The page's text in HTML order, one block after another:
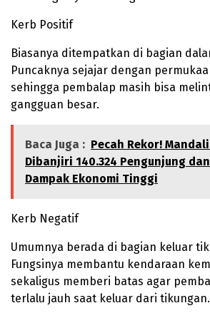
Kerb Positif
Biasanya ditempatkan di bagian
Puncaknya sejajar dengan
sehingga pembalap masih bisa
gangguan besar.
Baca Juga : Pecah Rekor!
Dibanjiri 140.324 Pengunjung
Dampak Ekonomi Tinggi
Kerb Negatif
Umumnya berada di bagian keluar
Fungsinya membantu kendaraan
sekaligus memberi batas agar
terlalu jauh saat keluar dari tikungan.